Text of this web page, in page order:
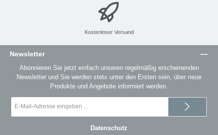
Kostenloser Versand
Newsletter
Abonnieren Sie jetzt einfach unseren regelmäßig erscheinenden
Newsletter und Sie werden stets unter den Ersten sein, über neue
Produkte und Angebote informiert werden.
Mail-
Datenschutz